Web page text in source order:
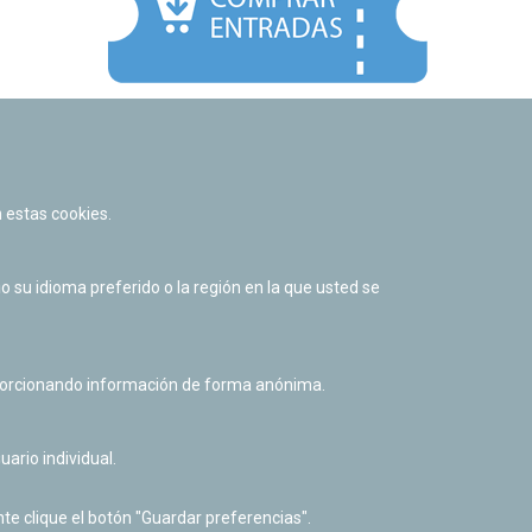
Política de cookies
Derecho de acceso a información pública
cookies.
su idioma preferido o la región en la que usted se
información de forma anónima.
individual.
clique el botón "Guardar preferencias".